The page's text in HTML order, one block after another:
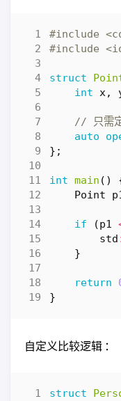
#include
#include
struct
int x,
auto
};
int main ()
Point
if (p1
std
}
return
}
自定义比较逻辑 ：
struct